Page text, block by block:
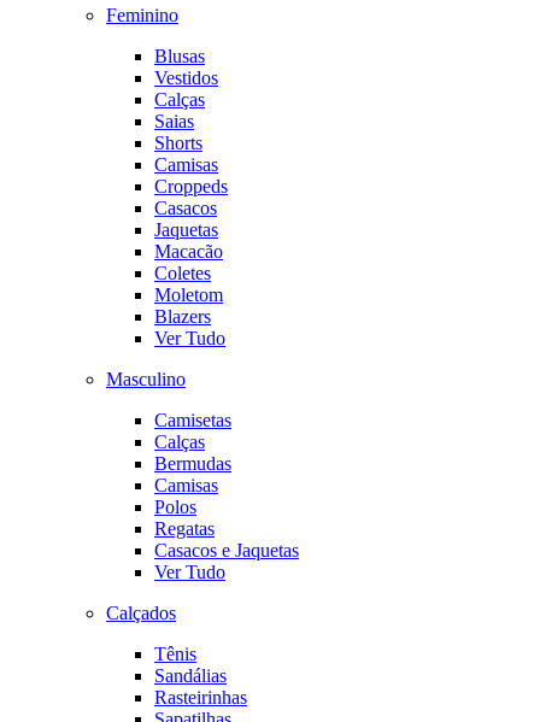
Feminino
Blusas
Vestidos
Calças
Saias
Shorts
Camisas
Croppeds
Casacos
Jaquetas
Macacão
Coletes
Moletom
Blazers
Ver Tudo
Masculino
Camisetas
Calças
Bermudas
Camisas
Polos
Regatas
Casacos e Jaquetas
Ver Tudo
Calçados
Tênis
Sandálias
Rasteirinhas